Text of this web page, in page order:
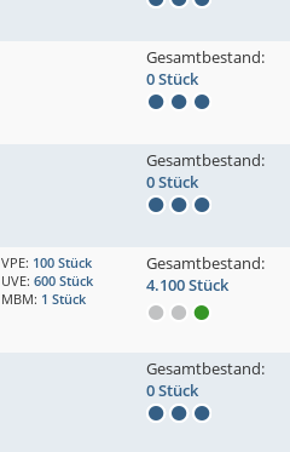
Gesamtbestand:
0 Stück
Gesamtbestand:
0 Stück
VPE: 100 Stück
UVE: 600 Stück
MBM: 1 Stück
Gesamtbestand:
4.100 Stück
Gesamtbestand:
0 Stück